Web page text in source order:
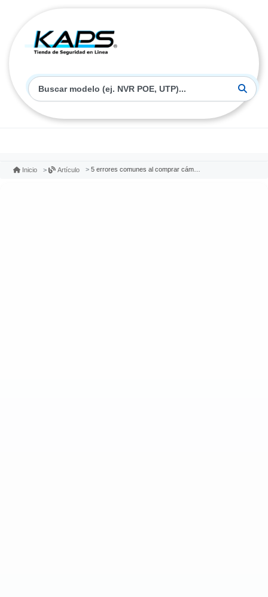
Inicio Artículo 5 errores comunes al comprar cámaras de seguridad y cómo evitarlos